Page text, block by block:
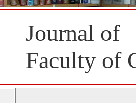
Journal of
Faculty of